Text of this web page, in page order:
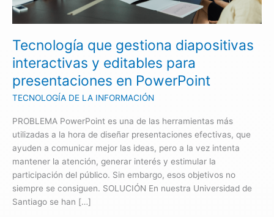
Tecnología que gestiona diapositivas
interactivas y editables para
presentaciones en PowerPoint
TECNOLOGÍA DE LA INFORMACIÓN
PROBLEMA PowerPoint es una de las herramientas más
utilizadas a la hora de diseñar presentaciones efectivas, que
ayuden a comunicar mejor las ideas, pero a la vez intenta
mantener la atención, generar interés y estimular la
participación del público. Sin embargo, esos objetivos no
siempre se consiguen. SOLUCIÓN En nuestra Universidad de
Santiago se han […]
presentaciones
en
PowerPoint